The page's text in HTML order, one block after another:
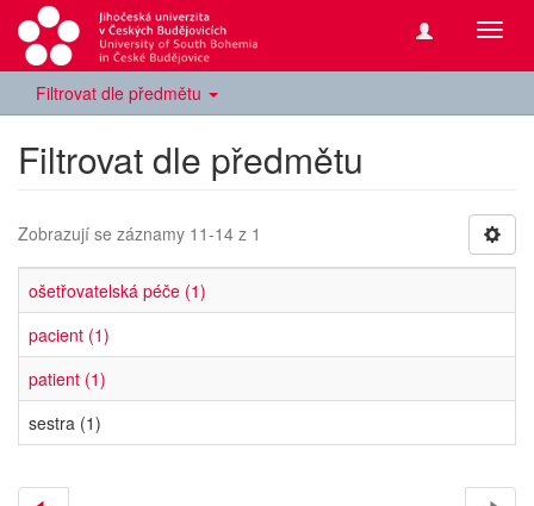
Filtrovat dle předmětu
Filtrovat dle předmětu
Zobrazují se záznamy 11-14 z 1
ošetřovatelská péče (1)
pacient (1)
patient (1)
sestra (1)